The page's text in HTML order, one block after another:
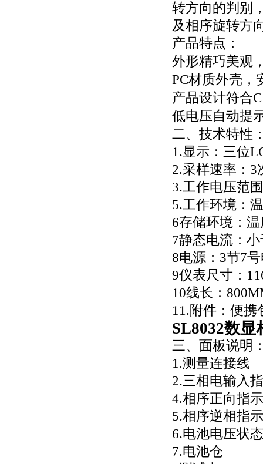
转方向的判别
及相序旋转方
产品特点：
外形精巧美观
PC材质外壳，
产品设计符合
低电压自动提
二、技术特性
1.显示：三位
2.采样速率：3
3.工作电压范
5.工作环境：
6存储环境：
7静态电流：
8电源：3节7
9仪表尺寸：
10线长：
11.附件：便携
SL8032数显
三、面板说明
1.测量连接线
2.三相电输入
4.相序正向指
5.相序逆相指
6.电池电压状
7.电池仓